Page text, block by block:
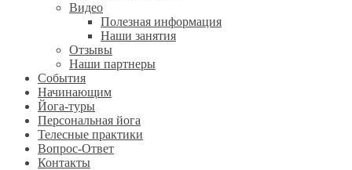
Видео
Полезная информация
Наши занятия
Отзывы
Наши партнеры
События
Начинающим
Йога-туры
Персональная йога
Телесные практики
Вопрос-Ответ
Контакты